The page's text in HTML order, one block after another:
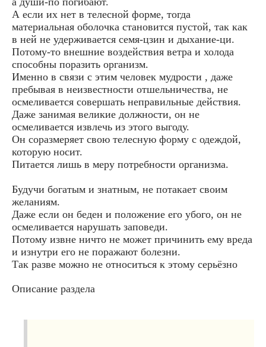
А если их нет в телесной форме, тогда
материальная оболочка становится пустой, так как
в ней не удерживается семя-цзин и дыхание-ци.
Потому-то внешние воздействия ветра и холода
способны поразить организм.
Именно в связи с этим человек мудрости , даже
пребывая в неизвестности отшельничества, не
осмеливается совершать неправильные действия.
Даже занимая великие должности, он не
осмеливается извлечь из этого выгоду.
Он соразмеряет свою телесную форму с одеждой,
которую носит.
Питается лишь в меру потребности организма.
Будучи богатым и знатным, не потакает своим
желаниям.
Даже если он беден и положение его убого, он не
осмеливается нарушать заповеди.
Потому извне ничто не может причинить ему вреда
и изнутри его не поражают болезни.
Так разве можно не относиться к этому серьёзно
Описание раздела